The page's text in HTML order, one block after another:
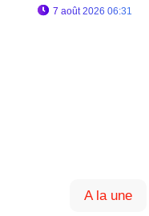
7 août 2026 06:31
A la une